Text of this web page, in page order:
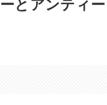
とアンティ